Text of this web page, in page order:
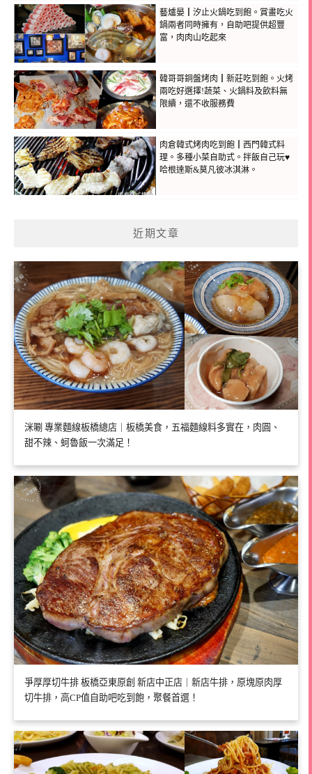
藝爐晏┃汐止火鍋吃到飽。賞畫吃火
鍋兩者同時擁有，自助吧提供超豐
富，肉肉山吃起來
韓哥哥銅盤烤肉┃新莊吃到飽。火烤
兩吃好選擇!蔬菜、火鍋料及飲料無
限續，還不收服務費
肉倉韓式烤肉吃到飽┃西門韓式料
理。多種小菜自助式。拌飯自己玩♥
哈根達斯&莫凡彼冰淇淋。
近期文章
洣唰 專業麵線板橋總店｜板橋美食，五福麵線料多實在，肉圓、
甜不辣、蚵魯飯一次滿足！
爭厚厚切牛排 板橋亞東原創 新店中正店｜新店牛排，原塊原肉厚
切牛排，高CP值自助吧吃到飽，聚餐首選！